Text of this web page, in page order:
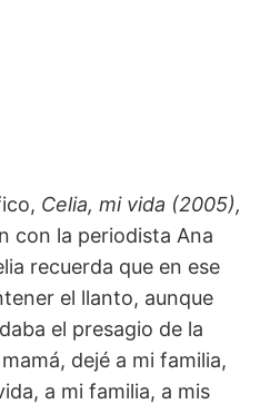
Celia, mi vida (2005),
con la periodista Ana
recuerda que en ese
el llanto, aunque
el presagio de la
dejé a mi familia,
a mi familia, a mis